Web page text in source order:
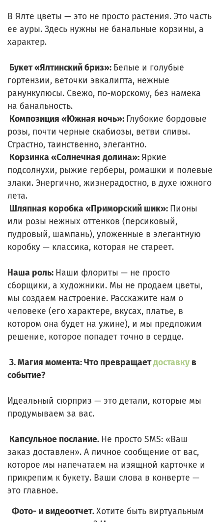
В Ялте цветы — это не просто растения. Это часть
ее ауры. Здесь нужны не банальные корзины, а
характер.
Букет «Ялтинский бриз»: Белые и голубые
гортензии, веточки эвкалипта, нежные
ранункулюсы. Свежо, по-морскому, без намека
на банальность.
Композиция «Южная ночь»: Глубокие бордовые
розы, почти черные скабиозы, ветви сливы.
Страстно, таинственно, элегантно.
Корзинка «Солнечная долина»:Яркие
подсолнухи, рыжие герберы, ромашки и полевые
злаки. Энергично, жизнерадостно, в духе южного
лета.
Шляпная коробка «Приморский шик»: Пионы
или розы нежных оттенков (персиковый,
пудровый, шампань), уложенные в элегантную
коробку — классика, которая не стареет.
Наша роль: Наши флориты — не просто
сборщики, а художники. Мы не продаем цветы,
мы создаем настроение. Расскажите нам о
человеке (его характере, вкусах, платье, в
котором она будет на ужине), и мы предложим
решение, которое попадет точно в сердце.
3. Магия момента: Что превращаетдоставку в
событие?
Идеальный сюрприз — это детали, которые мы
продумываем за вас.
Капсульное послание. Не просто SMS: «Ваш
заказ доставлен». А личное сообщение от вас,
которое мы напечатаем на изящной карточке и
прикрепим к букету. Ваши слова в конверте —
это главное.
Фото- и видеоотчет.Хотите быть виртуальным